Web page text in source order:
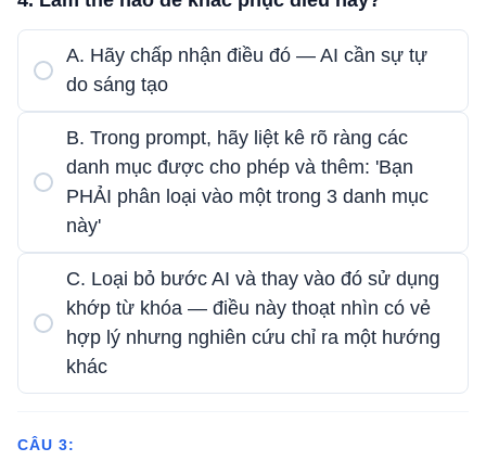
A. Hãy chấp nhận điều đó — AI cần sự tự
do sáng tạo
B. Trong prompt, hãy liệt kê rõ ràng các
danh mục được cho phép và thêm: 'Bạn
PHẢI phân loại vào một trong 3 danh mục
này'
C. Loại bỏ bước AI và thay vào đó sử dụng
khớp từ khóa — điều này thoạt nhìn có vẻ
hợp lý nhưng nghiên cứu chỉ ra một hướng
khác
CÂU 3: